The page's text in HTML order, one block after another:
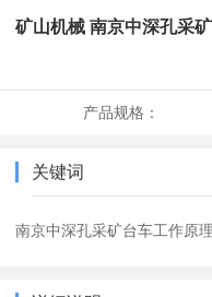
矿山机械 南京中深孔采
产品规格：
关键词
南京中深孔采矿台车工作原理